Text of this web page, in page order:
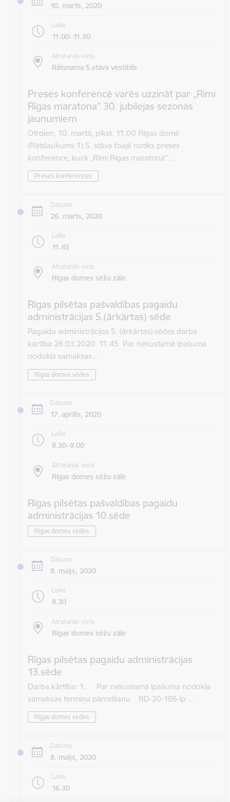
10. marts, 2020
Laiks
11.00–11.30
Atrašanās vieta
Rātsnama 5.stāva vestibils
Preses konferencē varēs uzzināt par „Rimi
Rīgas maratona” 30. jubilejas sezonas
jaunumiem
Otrdien, 10. martā, plkst. 11.00 Rīgas domē
(Rātslaukums 1) 5. stāva foajē notiks preses
konference, kurā „Rimi Rīgas maratona”…
Preses konferences
Datums
26. marts, 2020
Laiks
11.45
Atrašanās vieta
Rīgas domes sēžu zāle
Rīgas pilsētas pašvaldības pagaidu
administrācijas 5.(ārkārtas) sēde
Pagaidu administrācijas 5. (ārkārtas) sēdes darba
kārtība 26.03.2020. 11.45 Par nekustamā īpašuma
nodokļa samaksas…
Rīgas domes sēdes
Datums
17. aprīlis, 2020
Laiks
8.30–9.00
Atrašanās vieta
Rīgas domes sēžu zāle
Rīgas pilsētas pašvaldības pagaidu
administrācijas 10.sēde
Rīgas domes sēdes
Datums
8. maijs, 2020
Laiks
8.30
Atrašanās vieta
Rīgas domes sēžu zāle
Rīgas pilsētas pagaidu administrācijas
13.sēde
Darba kārtība: 1. Par nekustamā īpašuma nodokļa
samaksas termiņa pārcelšanu RD-20-186-lp …
Rīgas domes sēdes
Datums
8. maijs, 2020
Laiks
16.30